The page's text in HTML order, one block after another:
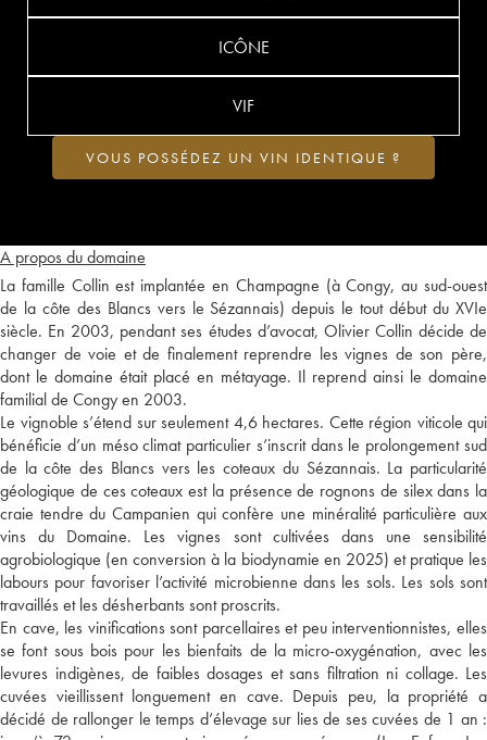
A propos du domaine
La famille Collin est implantée en Champagne (à Congy, au sud-ouest
de la côte des Blancs vers le Sézannais) depuis le tout début du XVIe
siècle. En 2003, pendant ses études d’avocat, Olivier Collin décide de
changer de voie et de finalement reprendre les vignes de son père,
dont le domaine était placé en métayage. Il reprend ainsi le domaine
familial de Congy en 2003.
Le vignoble s’étend sur seulement 4,6 hectares. Cette région viticole qui
bénéficie d’un méso climat particulier s’inscrit dans le prolongement sud
de la côte des Blancs vers les coteaux du Sézannais. La particularité
géologique de ces coteaux est la présence de rognons de silex dans la
craie tendre du Campanien qui confère une minéralité particulière aux
vins du Domaine. Les vignes sont cultivées dans une sensibilité
agrobiologique (en conversion à la biodynamie en 2025) et pratique les
labours pour favoriser l’activité microbienne dans les sols. Les sols sont
travaillés et les désherbants sont proscrits.
En cave, les vinifications sont parcellaires et peu interventionnistes, elles
se font sous bois pour les bienfaits de la micro-oxygénation, avec les
levures indigènes, de faibles dosages et sans filtration ni collage. Les
cuvées vieillissent longuement en cave. Depuis peu, la propriété a
décidé de rallonger le temps d’élevage sur lies de ses cuvées de 1 an :
ICÔNE
VIF
VOUS POSSÉDEZ UN VIN IDENTIQUE ?